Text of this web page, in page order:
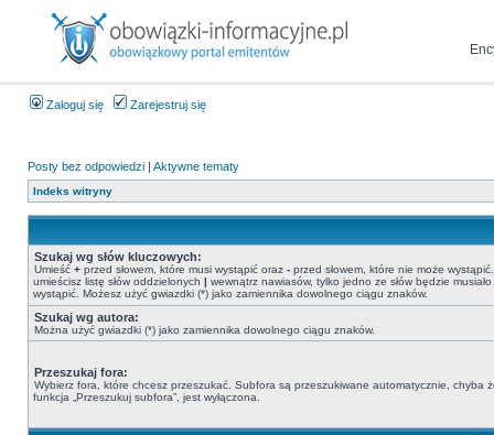
Zaloguj się Zarejestruj się
Posty bez odpowiedzi | Aktywne tematy
Indeks witryny
Szukaj wg słów kluczowych:
Umieść + przed słowem, które musi wystąpić oraz - przed słowem, które nie może
umieścisz listę słów oddzielonych | wewnątrz nawiasów, tylko jedno ze słów będzie musiało
wystąpić. Możesz użyć gwiazdki (*) jako zamiennika dowolnego ciągu znaków.
Szukaj wg autora:
Można użyć gwiazdki (*) jako zamiennika dowolnego ciągu znaków.
Przeszukaj fora:
Wybierz fora, które chcesz przeszukać. Subfora są przeszukiwane automatycznie, chyba
funkcja „Przeszukuj subfora”, jest wyłączona.